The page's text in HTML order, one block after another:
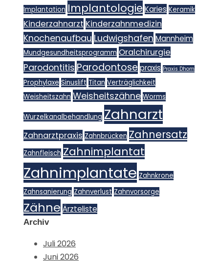
Implantation Implantologie Karies Keramik
Kinderzahnarzt Kinderzahnmedizin
Knochenaufbau Ludwigshafen Mannheim
Mundgesundheitsprogramm Oralchirurgie
Parodontitis Parodontose praxis Praxis Dhom
Prophylaxe Sinuslift Titan Verträglichkeit
Weisheitszahn Weisheitszähne Worms
Wurzelkanalbehandlung Zahnarzt
Zahnarztpraxis Zahnbrücken Zahnersatz
Zahnfleisch Zahnimplantat
Zahnimplantate Zahnkrone
Zahnsanierung Zahnverlust Zahnvorsorge
Zähne Ärzteliste
Archiv
Juli 2026
Juni 2026